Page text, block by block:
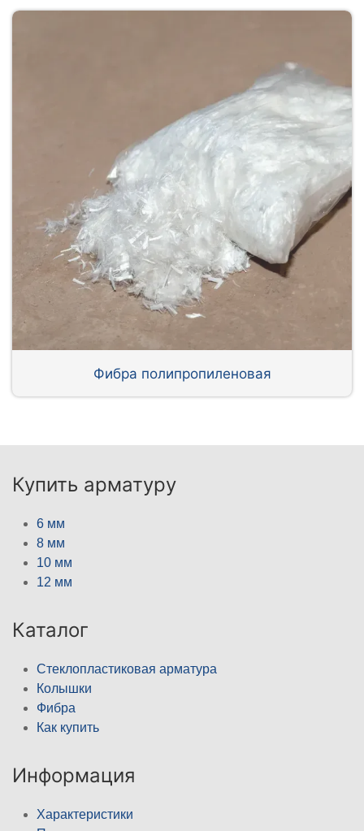
Фибра полипропиленовая
Купить арматуру
6 мм
8 мм
10 мм
12 мм
Каталог
Стеклопластиковая арматура
Колышки
Фибра
Как купить
Информация
Характеристики